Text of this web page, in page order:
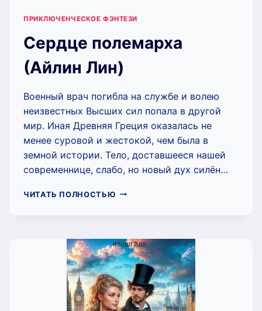
ПРИКЛЮЧЕНЧЕСКОЕ ФЭНТЕЗИ
Сердце полемарха
(Айлин Лин)
Военный врач погибла на службе и волею
неизвестных Высших сил попала в другой
мир. Иная Древняя Греция оказалась не
менее суровой и жестокой, чем была в
земной истории. Тело, доставшееся нашей
современнице, слабо, но новый дух силён…
ЧИТАТЬ ПОЛНОСТЬЮ СЕРДЦЕ